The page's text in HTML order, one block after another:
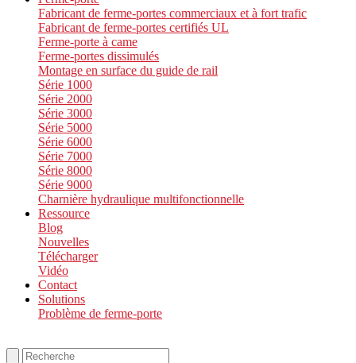
Fabricant de ferme-portes commerciaux et à fort trafic
Fabricant de ferme-portes certifiés UL
Ferme-porte à came
Ferme-portes dissimulés
Montage en surface du guide de rail
Série 1000
Série 2000
Série 3000
Série 5000
Série 6000
Série 7000
Série 8000
Série 9000
Charnière hydraulique multifonctionnelle
Ressource
Blog
Nouvelles
Télécharger
Vidéo
Contact
Solutions
Problème de ferme-porte